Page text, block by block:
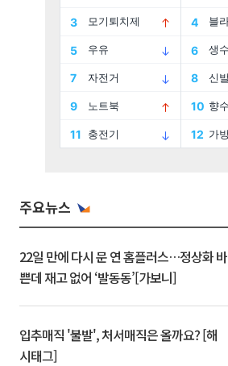
주요뉴스
22일 만에 다시 문 연 홈플러스…정상화 바
쁜데 재고 없어 ‘발동동’[가보니]
입추매직 '불발', 처서매직은 올까요? [해
시태그]